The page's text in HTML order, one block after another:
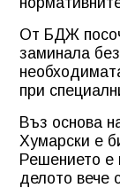
От БДЖ
заминала
при
Въз основа
Хумарски е
Решението е
делото вече